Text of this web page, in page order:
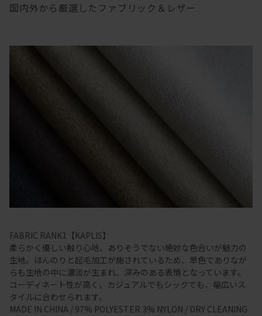
国内外から厳選したファブリック＆レザー
FABRIC RANK1【KAPLIS】
柔らかく優しい触り心地、ありそうでない絶妙な色合いが魅力の
生地。ほんのりと起毛加工が施されているため、単色でありなが
らも生地の中に濃淡が生まれ、深みのある表情となっています。
コーディネート性が高く、カジュアルでもシックでも、幅広いス
タイルに合わせられます。
MADE IN CHINA / 97% POLYESTER 3% NYLON / DRY CLEANING